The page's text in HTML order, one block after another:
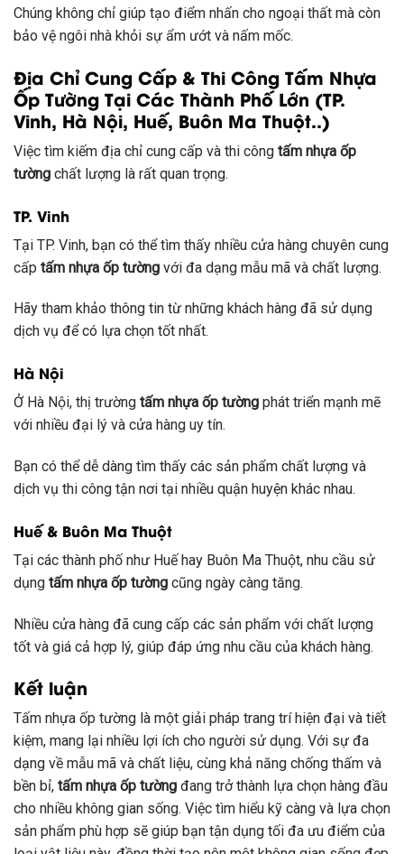
Chúng không chỉ giúp tạo điểm nhấn cho ngoại thất mà còn
bảo vệ ngôi nhà khỏi sự ẩm ướt và nấm mốc.
Địa Chỉ Cung Cấp & Thi Công Tấm Nhựa
Ốp Tường Tại Các Thành Phố Lớn (TP.
Vinh, Hà Nội, Huế, Buôn Ma Thuột..)
Việc tìm kiếm địa chỉ cung cấp và thi công tấm nhựa ốp
tường chất lượng là rất quan trọng.
TP. Vinh
Tại TP. Vinh, bạn có thể tìm thấy nhiều cửa hàng chuyên cung
cấp tấm nhựa ốp tường với đa dạng mẫu mã và chất lượng.
Hãy tham khảo thông tin từ những khách hàng đã sử dụng
dịch vụ để có lựa chọn tốt nhất.
Hà Nội
Ở Hà Nội, thị trường tấm nhựa ốp tường phát triển mạnh mẽ
với nhiều đại lý và cửa hàng uy tín.
Bạn có thể dễ dàng tìm thấy các sản phẩm chất lượng và
dịch vụ thi công tận nơi tại nhiều quận huyện khác nhau.
Huế & Buôn Ma Thuột
Tại các thành phố như Huế hay Buôn Ma Thuột, nhu cầu sử
dụng tấm nhựa ốp tường cũng ngày càng tăng.
Nhiều cửa hàng đã cung cấp các sản phẩm với chất lượng
tốt và giá cả hợp lý, giúp đáp ứng nhu cầu của khách hàng.
Kết luận
Tấm nhựa ốp tường là một giải pháp trang trí hiện đại và tiết
kiệm, mang lại nhiều lợi ích cho người sử dụng. Với sự đa
dạng về mẫu mã và chất liệu, cùng khả năng chống thấm và
bền bỉ, tấm nhựa ốp tường đang trở thành lựa chọn hàng đầu
cho nhiều không gian sống. Việc tìm hiểu kỹ càng và lựa chọn
sản phẩm phù hợp sẽ giúp bạn tận dụng tối đa ưu điểm của